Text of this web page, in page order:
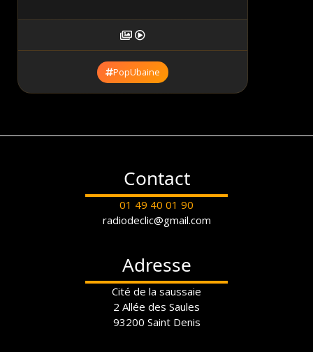
PopUbaine
Contact
01 49 40 01 90
radiodeclic@gmail.com
Adresse
Cité de la saussaie
2 Allée des Saules
93200 Saint Denis